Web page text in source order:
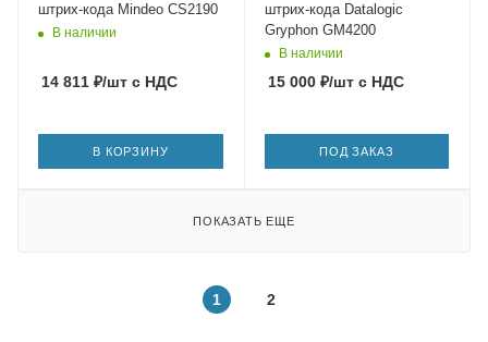
штрих-кода Mindeo CS2190
В наличии
14 811 ₽/шт с НДС
В КОРЗИНУ
штрих-кода Datalogic
Gryphon GM4200
В наличии
15 000₽/штс НДС
ПОД ЗАКАЗ
ПОКАЗАТЬ ЕЩЕ
1 2